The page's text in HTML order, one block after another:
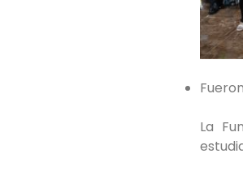
La